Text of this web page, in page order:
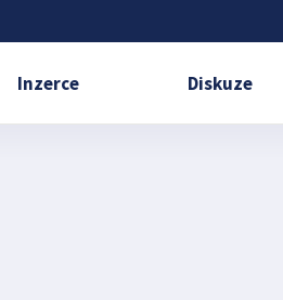
Inzerce Diskuze